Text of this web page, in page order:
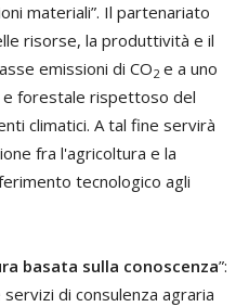
materiali”. Il partenariato
risorse, la produttività e il
emissioni di CO2 e a uno
forestale rispettoso del
climatici. A tal fine servirà
fra l'agricoltura e la
tecnologico agli
basata sulla conoscenza”:
di consulenza agraria